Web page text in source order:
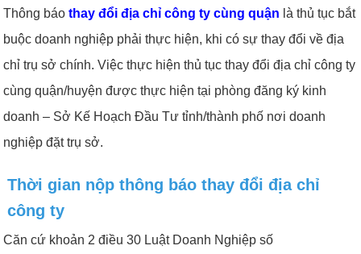
Thông báothay đổi địa chỉ công ty cùng quận là thủ tục bắt
buộc doanh nghiệp phải thực hiện, khi có sự thay đổi về địa
chỉ trụ sở chính. Việc thực hiện thủ tục thay đổi địa chỉ công ty
cùng quận/huyện được thực hiện tại phòng đăng ký kinh
doanh – Sở Kế Hoạch Đầu Tư tỉnh/thành phố nơi doanh
nghiệp đặt trụ sở.
Thời gian nộp thông báo thay đổi địa chỉ
công ty
Căn cứ khoản 2 điều 30 Luật Doanh Nghiệp số